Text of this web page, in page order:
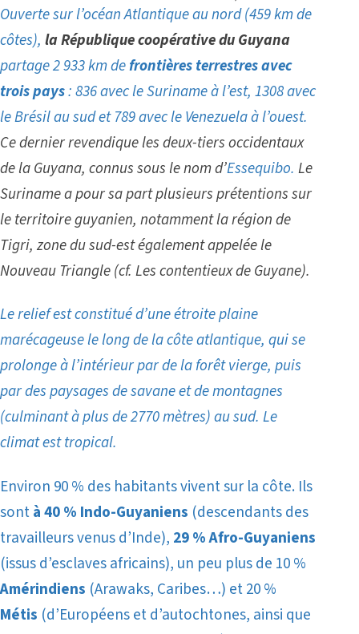
Ouverte sur l’océan Atlantique au nord (459 km de
côtes), la République coopérative du Guyana
partage 2 933 km defrontières terrestres avec
trois pays: 836 avec le Suriname à l’est, 1308 avec
le Brésil au sud et 789 avec le Venezuela à l’ouest.
Ce dernier revendique les deux-tiers occidentaux
de la Guyana, connus sous le nom d’Essequibo. Le
Suriname a pour sa part plusieurs prétentions sur
le territoire guyanien, notamment larégionde
Tigri, zone du sud-est également appelée le
Nouveau Triangle (cf.Les contentieux de Guyane).
Le relief est constitué d’une étroite plaine
marécageuse le long de la côte atlantique, qui se
prolonge à l’intérieur par de la forêt vierge, puis
par des paysages de savane et de montagnes
(culminant à plus de 2770 mètres) au sud. Le
climat est tropical.
Environ 90 % des habitants vivent sur la côte. Ils
sontà 40 % Indo-Guyaniens (descendants des
travailleurs venus d’Inde), 29 % Afro-Guyaniens
(issus d’esclaves africains), un peu plus de 10 %
Amérindiens (Arawaks, Caribes…) et 20 %
Métis (d’Européens et d’autochtones, ainsi que